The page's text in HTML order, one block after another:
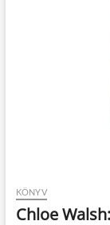
KÖNYV
Chloe